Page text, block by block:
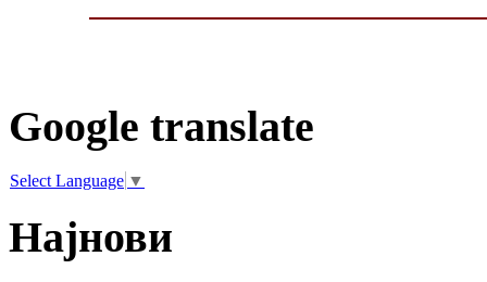
Google translate
Select Language ▼
Најнови